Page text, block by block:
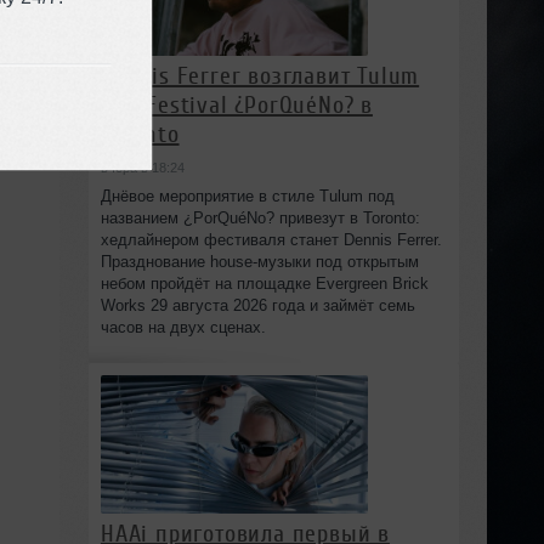
Dennis Ferrer возглавит Tulum
Day Festival ¿PorQuéNo? в
Toronto
вчера в 18:24
Днёвое мероприятие в стиле Tulum под
названием ¿PorQuéNo? привезут в Toronto:
хедлайнером фестиваля станет Dennis Ferrer.
Празднование house-музыки под открытым
небом пройдёт на площадке Evergreen Brick
Works 29 августа 2026 года и займёт семь
часов на двух сценах.
HAAi приготовила первый в